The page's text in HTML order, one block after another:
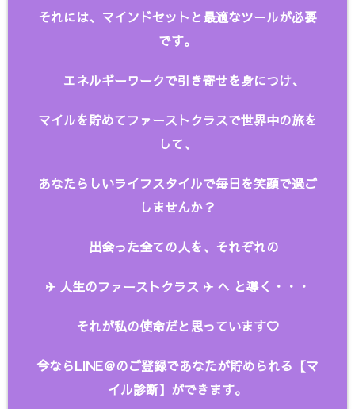
それには、マインドセットと最適なツールが必要
です。
エネルギーワークで引き寄せを身につけ、
マイルを貯めてファーストクラスで世界中の旅を
して、
あなたらしいライフスタイルで毎日を笑顔で過ご
しませんか？
出会った全ての人を、 それぞれの
✈︎ 人生のファーストクラス ✈︎ へ と導く・・・
それが私の使命だと思っています♡
今ならLINE＠のご登録であなたが貯められる【マ
イル診断】ができます。